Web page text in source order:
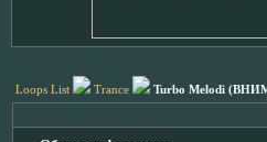
Loops List Trance Turbo Melodi